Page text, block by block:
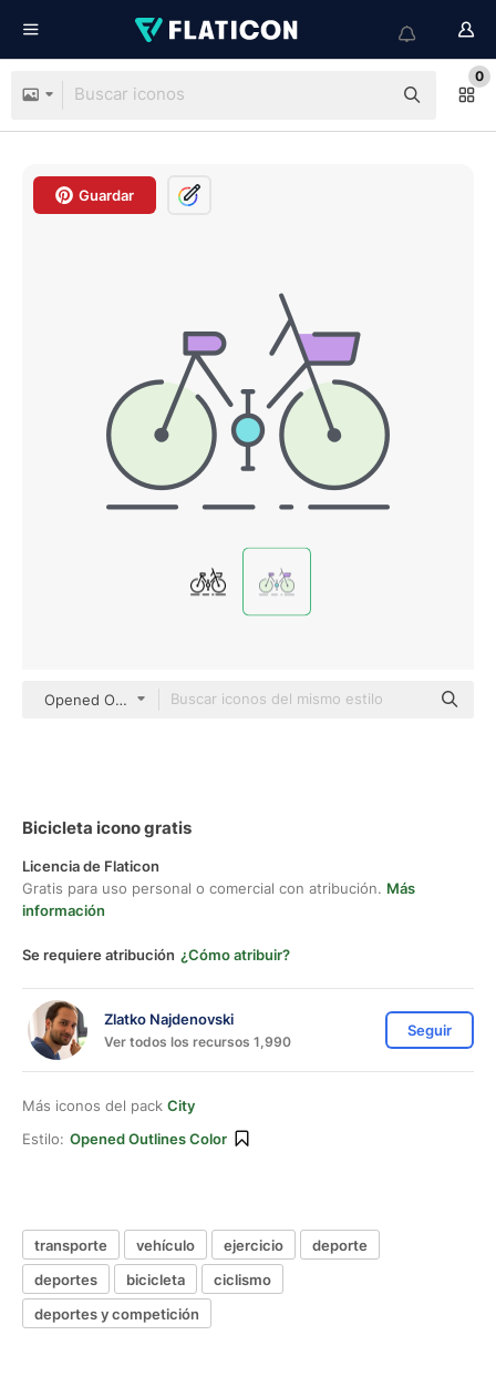
0
Guardar
Opened Outlines Color
Bicicleta icono gratis
Licencia de Flaticon
Gratis para uso personal o comercial con atribución. Más
información
Se requiere atribución ¿Cómo atribuir?
Zlatko Najdenovski
Ver todos los recursos 1,990
Seguir
Más iconos del pack City
Estilo: Opened Outlines Color
transporte vehículo ejercicio
deporte
deportes
bicicleta
ciclismo
deportes y competición